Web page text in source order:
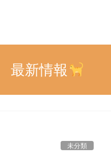
最新情報
未分類